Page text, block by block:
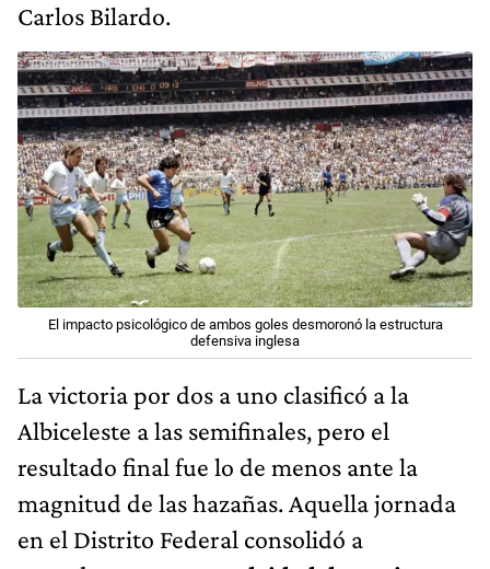
Carlos Bilardo.
El impacto psicológico de ambos goles desmoronó la estructura
defensiva inglesa
La victoria por dos a uno clasificó a la
Albiceleste a las semifinales, pero el
resultado final fue lo de menos ante la
magnitud de las hazañas. Aquella jornada
en el Distrito Federal consolidó a